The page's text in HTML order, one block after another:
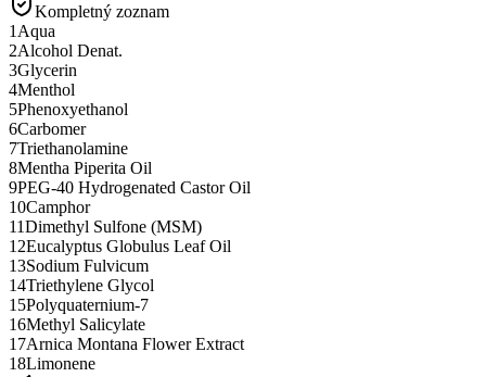
Kompletný zoznam
1 Aqua
2Alcohol Denat.
3Glycerin
4Menthol
5Phenoxyethanol
6Carbomer
7Triethanolamine
8Mentha Piperita Oil
9PEG-40 Hydrogenated Castor Oil
10Camphor
11Dimethyl Sulfone (MSM)
12Eucalyptus Globulus Leaf Oil
13Sodium Fulvicum
14Triethylene Glycol
15Polyquaternium-7
16Methyl Salicylate
17Arnica Montana Flower Extract
18Limonene